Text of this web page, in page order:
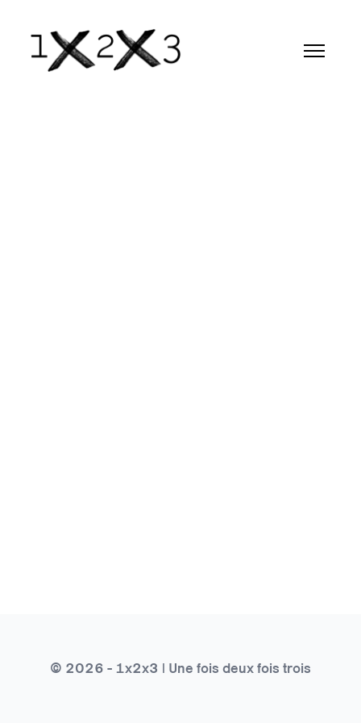
© 2026 - 1x2x3 | Une fois deux fois trois